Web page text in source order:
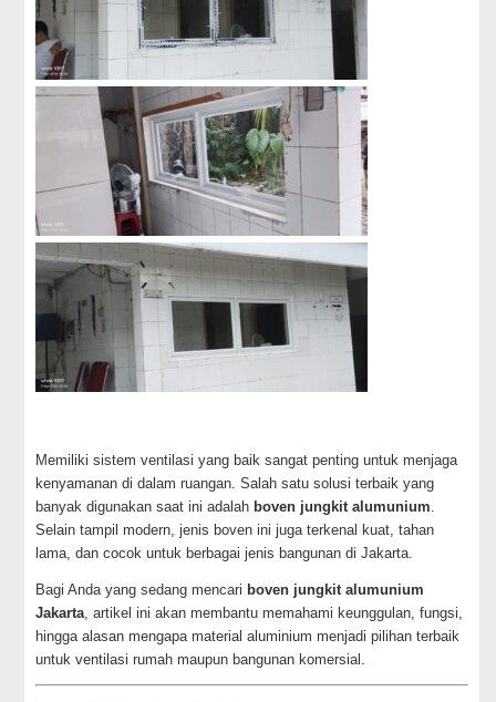
Memiliki sistem ventilasi yang baik sangat penting untuk menjaga
kenyamanan di dalam ruangan. Salah satu solusi terbaik yang
banyak digunakan saat ini adalah boven jungkit alumunium.
Selain tampil modern, jenis boven ini juga terkenal kuat, tahan
lama, dan cocok untuk berbagai jenis bangunan di Jakarta.
Bagi Anda yang sedang mencari boven jungkit alumunium
Jakarta, artikel ini akan membantu memahami keunggulan, fungsi,
hingga alasan mengapa material aluminium menjadi pilihan terbaik
untuk ventilasi rumah maupun bangunan komersial.